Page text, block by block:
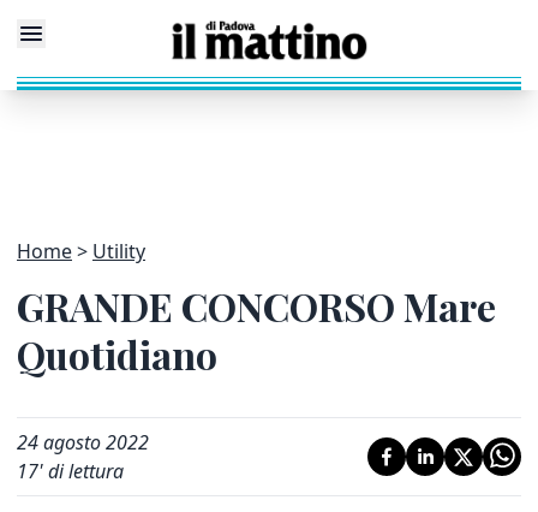
Home Utility
GRANDE CONCORSO Mare
Quotidiano
24 agosto 2022
17' di lettura